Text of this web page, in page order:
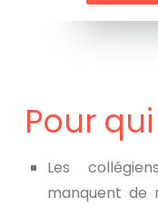
Pour
Les
manquent de